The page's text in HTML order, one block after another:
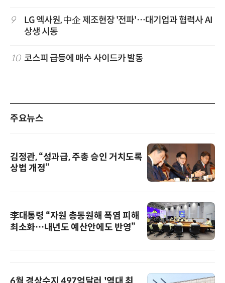
9
LG 엑사원, 中企 제조현장 '전파'…대기업과 협력사 AI
상생 시동
10 코스피 급등에 매수 사이드카 발동
주요뉴스
김정관, “성과급, 주총 승인 거치도록
상법 개정”
李대통령 “자원 총동원해 폭염 피해
최소화…내년도 예산안에도 반영”